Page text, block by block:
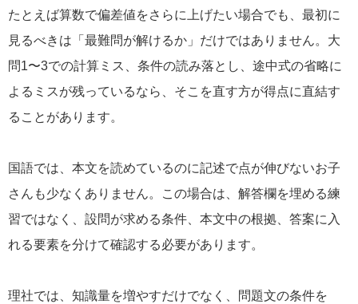
たとえば算数で偏差値をさらに上げたい場合でも、最初に
見るべきは「最難問が解けるか」だけではありません。大
問1〜3での計算ミス、条件の読み落とし、途中式の省略に
よるミスが残っているなら、そこを直す方が得点に直結す
ることがあります。
国語では、本文を読めているのに記述で点が伸びないお子
さんも少なくありません。この場合は、解答欄を埋める練
習ではなく、設問が求める条件、本文中の根拠、答案に入
れる要素を分けて確認する必要があります。
理社では、知識量を増やすだけでなく、問題文の条件を